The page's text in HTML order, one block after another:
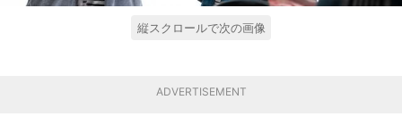
縦スクロールで次の画像
ADVERTISEMENT